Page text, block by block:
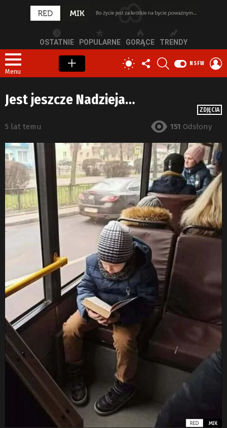
OSTATNIE POPULARNE GORĄCE TRENDY
Menu
PRZEŁĄCZ
SKÓRKĘ
OBSERWUJ
NAS
NSFW
ZDJĘCIA
Jest jeszcze Nadzieja…
5 lat temu 151 Odsłony